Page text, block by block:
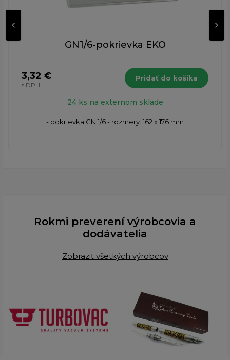
GN1/6-pokrievka EKO
3,32 €
s DPH
Pridať do košíka
24 ks na externom sklade
- pokrievka GN 1/6 - rozmery: 162 x 176 mm
Rokmi preverení výrobcovia a
dodávatelia
Zobraziť všetkých výrobcov